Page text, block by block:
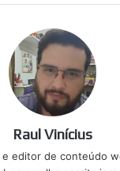
Raul Vinícius
e editor de conteúdo